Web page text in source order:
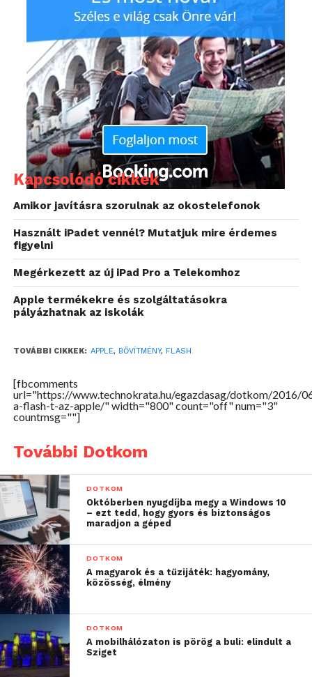
Nos, ha nem is ment minden simán, mára
eljutottunk oda, hogy a mobil eszközököről szinte
teljesen kiszorult a Flash és az asztali
számítógépekről is egyre inkább eltűnőben van.
Mindez az Apple-nek is köszönhető, de tény, hogy a
közelmúltban már a legtöbb fejlesztő átállt a
HTML5-re. Ennek fényében nem véletlen, hogy
maga a Google is bejelentette, hogy ősztől már nem
indulnak el alapértelmezetten a Flash tartalmak a
Chrome-ban.
Most erre is rátett egy lapáttal az Apple, hiszen az új,
ősszel érkező macOS Sierrában már csak egyesével
indíthatjuk el a Flash plugint, annak automatikus
futtatására nem lesz lehetőség. Ez pedig azzal is
járhat, hogy az oldalon szürke kockák csúfítják el a
képet, ami a mai, türelmetlen internetezők
korszakában könnyen egyenlő lehet azzal, hogy
Kapcsolódó cikkek
Amikor javításra szorulnak az okostelefonok
Használt iPadet vennél? Mutatjuk mire érdemes
figyelni
Megérkezett az új iPad Pro a Telekomhoz
Apple termékekre és szolgáltatásokra
pályázhatnak az iskolák
TOVÁBBI CIKKEK: APPLE, BŐVÍTMÉNY, FLASH
[fbcomments
url="https://www.technokrata.hu/egazdasag/dotkom/2016/
a-flash-t-az-apple/" width="800" count="off" num="3"
countmsg=""]
További Dotkom
DOTKOM
Októberben nyugdíjba megy a Windows 10
– ezt tedd, hogy gyors és biztonságos
maradjon a géped
DOTKOM
A magyarok és a tűzijáték: hagyomány,
közösség, élmény
DOTKOM
A mobilhálózaton is pörög a buli: elindult a
Sziget